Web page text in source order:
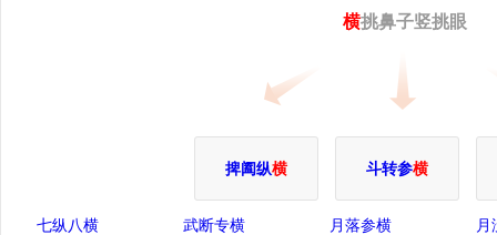
横挑鼻子竖挑眼
捭阖纵横 斗转参横
七纵八横 武断专横 月落参横
月